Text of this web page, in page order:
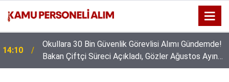
14:10
Okullara 30 Bin Güvenlik Görevlisi Alımı Gündemde!
Bakan Çiftçi Süreci Açıkladı, Gözler Ağustos Ayına
Çevrildi